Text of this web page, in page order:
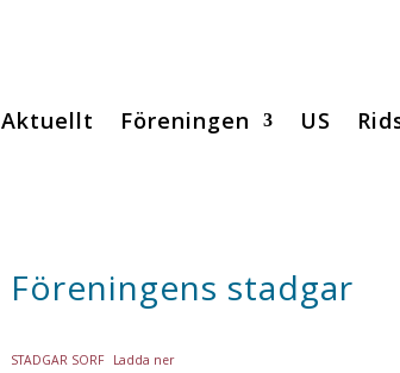
Aktuellt Föreningen US
Föreningens stadgar
STADGAR SORF Ladda ner